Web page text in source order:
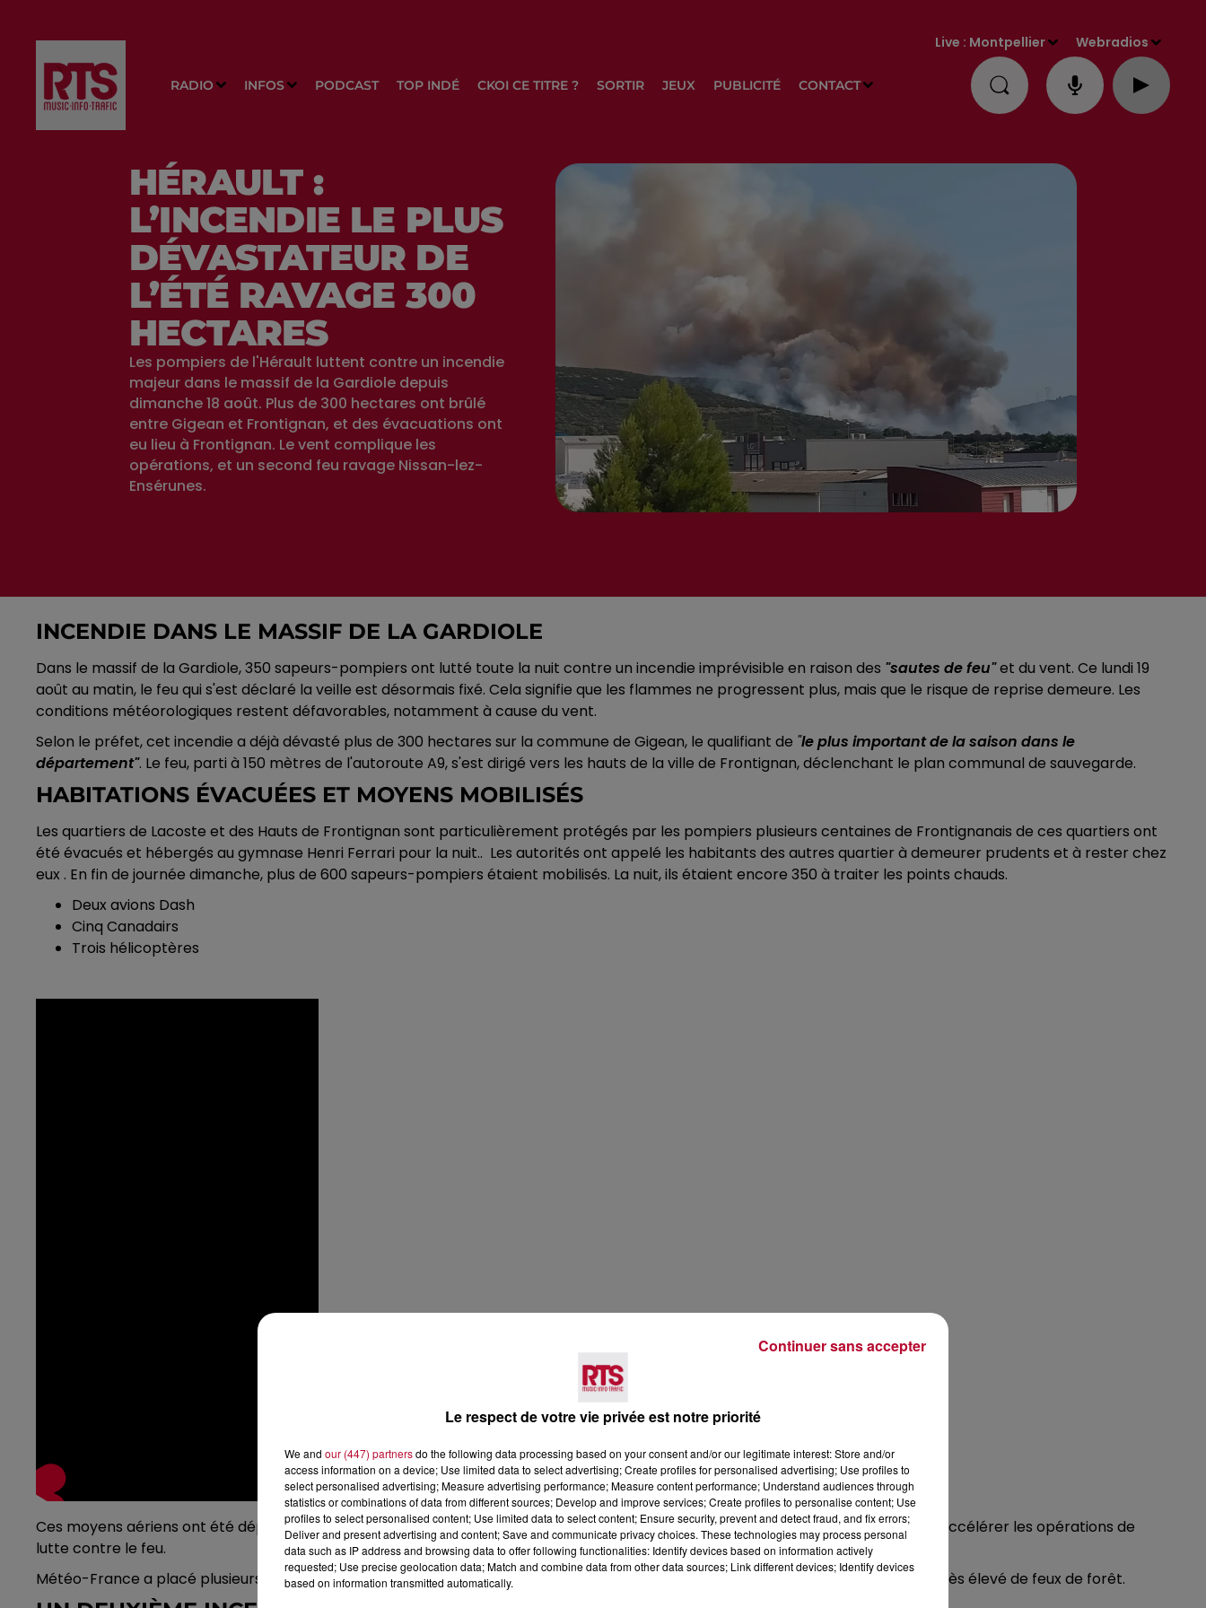
RADIO INFOS PODCAST TOP INDÉ CKOI CE TITRE ? SORTIR JEUX PUBLICITÉ CONTACT
Live : Montpellier Webradios
HÉRAULT :
L’INCENDIE LE PLUS
DÉVASTATEUR DE
L’ÉTÉ RAVAGE 300
HECTARES
Les pompiers de l'Hérault luttent contre un incendie
majeur dans le massif de la Gardiole depuis
dimanche 18 août. Plus de 300 hectares ont brûlé
entre Gigean et Frontignan, et des évacuations ont
eu lieu à Frontignan. Le vent complique les
opérations, et un second feu ravage Nissan-lez-
Ensérunes.
INCENDIE DANS LE MASSIF DE LA GARDIOLE
Dans le massif de la Gardiole, 350 sapeurs-pompiers ont lutté toute la nuit contre un incendie imprévisible en raison des "sautes de feu"et du vent. Ce lundi 19
août au matin, le feu qui s'est déclaré la veille est désormais fixé. Cela signifie que les flammes ne progressent plus, mais que le risque de reprise demeure. Les
conditions météorologiques restent défavorables, notamment à cause du vent.
Selon le préfet, cet incendie a déjà dévasté plus de 300 hectares sur la commune de Gigean, le qualifiant de "le plus important de la saison dans le
département". Le feu, parti à 150 mètres de l'autoroute A9, s'est dirigé vers les hauts de la ville de Frontignan, déclenchant le plan communal de sauvegarde.
HABITATIONS ÉVACUÉES ET MOYENS MOBILISÉS
Les quartiers de Lacoste et des Hauts de Frontignan sont particulièrement protégés par les pompiers plusieurs centaines de Frontignanais de ces quartiers ont
été évacués et hébergés au gymnase Henri Ferrari pour la nuit.. Les autorités ont appelé les habitants des autres quartier à demeurer prudents et à rester chez
eux . En fin de journée dimanche, plus de 600 sapeurs-pompiers étaient mobilisés. La nuit, ils étaient encore 350 à traiter les points chauds.
Deux avions Dash
Cinq Canadairs
Trois hélicoptères
Ces moyens aériens ont été déployés pour lutter contre l'incendie. Des piscines de particuliers à Frontignan ont été vidées pour accélérer les opérations de
lutte contre le feu.
Météo-France a placé plusieurs départements, dont l'Hérault, en vigilance orange pour ce lundi, signalant un risque localement très élevé de feux de forêt.
Le respect de votre vie privée est notre priorité
We and our (447) partnersdo the following data processing based on your consent and/or our legitimate interest: Store and/or
access information on a device; Use limited data to select advertising; Create profiles for personalised advertising; Use profiles to
select personalised advertising; Measure advertising performance; Measure content performance; Understand audiences through
statistics or combinations of data from different sources; Develop and improve services; Create profiles to personalise content; Use
profiles to select personalised content; Use limited data to select content; Ensure security, prevent and detect fraud, and fix errors;
Deliver and present advertising and content; Save and communicate privacy choices. These technologies may process personal
data such as IP address and browsing data to offer following functionalities: Identify devices based on information actively
requested; Use precise geolocation data; Match and combine data from other data sources; Link different devices; Identify devices
based on information transmitted automatically.
Continuer sans accepter